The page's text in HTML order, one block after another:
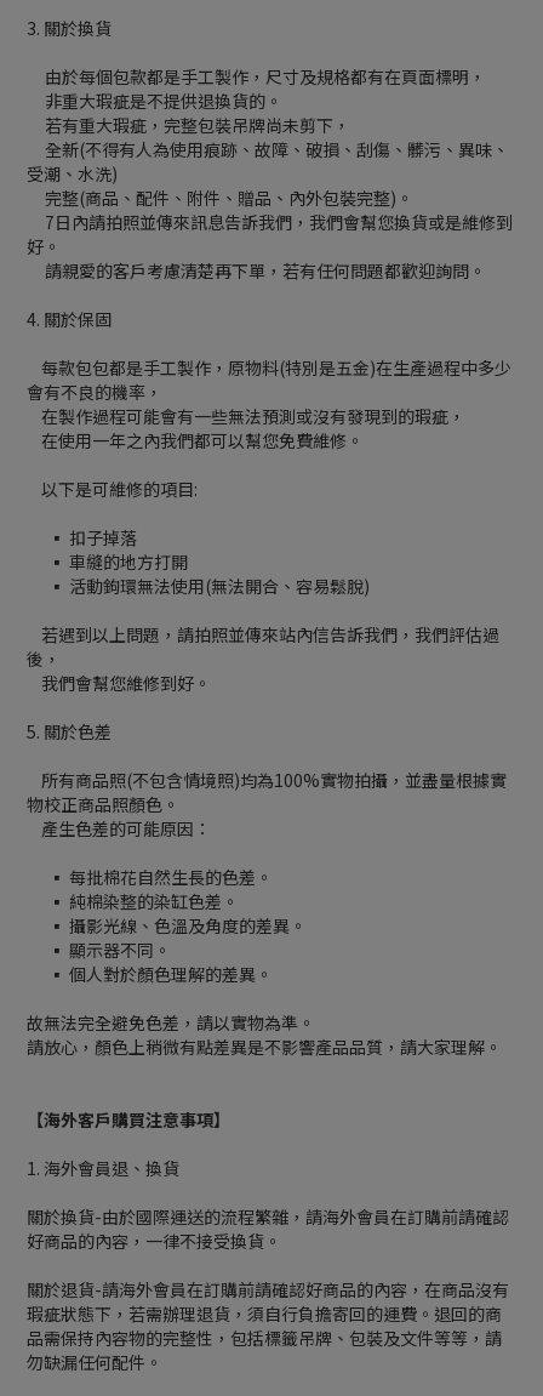
3. 關於換貨
由於每個包款都是手工製作，尺寸及規格都有在頁面標明，
非重大瑕疵是不提供退換貨的。
若有重大瑕疵，完整包裝吊牌尚未剪下，
全新(不得有人為使用痕跡、故障、破損、刮傷、髒污、異味、
受潮、水洗)
完整(商品、配件、附件、贈品、內外包裝完整)。
7日內請拍照並傳來訊息告訴我們，我們會幫您換貨或是維修到
好。
請親愛的客戶考慮清楚再下單，若有任何問題都歡迎詢問。
4. 關於保固
每款包包都是手工製作，原物料(特別是五金)在生產過程中多少
會有不良的機率，
在製作過程可能會有一些無法預測或沒有發現到的瑕疵，
在使用一年之內我們都可以幫您免費維修。
以下是可維修的項目:
▪ 扣子掉落
▪ 車縫的地方打開
▪ 活動鉤環無法使用(無法開合、容易鬆脫)
若遇到以上問題，請拍照並傳來站內信告訴我們，我們評估過
後，
我們會幫您維修到好。
5. 關於色差
所有商品照(不包含情境照)均為100%實物拍攝，並盡量根據實
物校正商品照顏色。
產生色差的可能原因：
▪ 每批棉花自然生長的色差。
▪ 純棉染整的染缸色差。
▪ 攝影光線、色溫及角度的差異。
▪ 顯示器不同。
▪ 個人對於顏色理解的差異。
故無法完全避免色差，請以實物為準。
請放心，顏色上稍微有點差異是不影響產品品質，請大家理解。
【海外客戶購買注意事項】
1. 海外會員退、換貨
關於換貨-由於國際運送的流程繁雜，請海外會員在訂購前請確認
好商品的內容，一律不接受換貨。
關於退貨-請海外會員在訂購前請確認好商品的內容，在商品沒有
瑕疵狀態下，若需辦理退貨，須自行負擔寄回的運費。退回的商
品需保持內容物的完整性，包括標籤吊牌、包裝及文件等等，請
勿缺漏任何配件。